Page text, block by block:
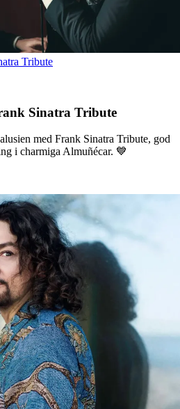
Tribute
Sinatra Tribute
med Frank Sinatra Tribute, god
i charmiga Almuñécar. 💙